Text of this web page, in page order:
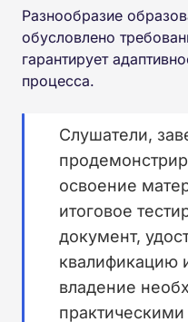
Разнообразие
обусловлено
гарантирует
процесса.
Слушатели,
освоение
итоговое
документ,
квалификацию
владение